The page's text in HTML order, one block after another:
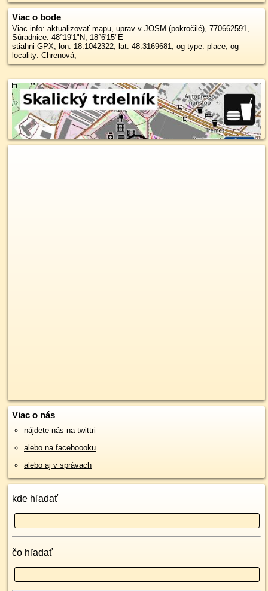
Viac o bode
Viac info: aktualizovať mapu, uprav v JOSM (pokročilé), 770662591,
Súradnice: 48°19'1"N, 18°6'15"E
stiahni GPX, lon: 18.1042322, lat: 48.3169681, og type: place, og
locality: Chrenová,
Viac o nás
nájdete nás na twittri
alebo na faceboooku
alebo aj v správach
kde hľadať
čo hľadať